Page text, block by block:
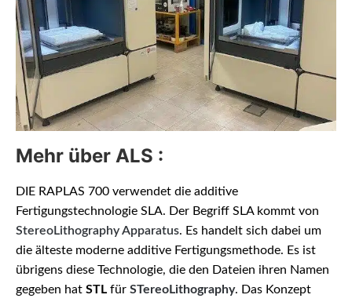
Mehr über ALS :
DIE RAPLAS 700 verwendet die additive
Fertigungstechnologie SLA. Der Begriff SLA kommt von
StereoLithography Apparatus. Es handelt sich dabei um
die älteste moderne additive Fertigungsmethode. Es ist
übrigens diese Technologie, die den Dateien ihren Namen
gegeben hat STL für STereoLithography. Das Konzept